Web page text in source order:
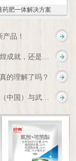
药肥一体解决方案
品！
十多年磨砺，药肥一体化：是辉煌成就，还是新起点？
的理解了吗？
强强联合，一起向未来，世科姆（中国）与武汉科诺达成战略合作协议